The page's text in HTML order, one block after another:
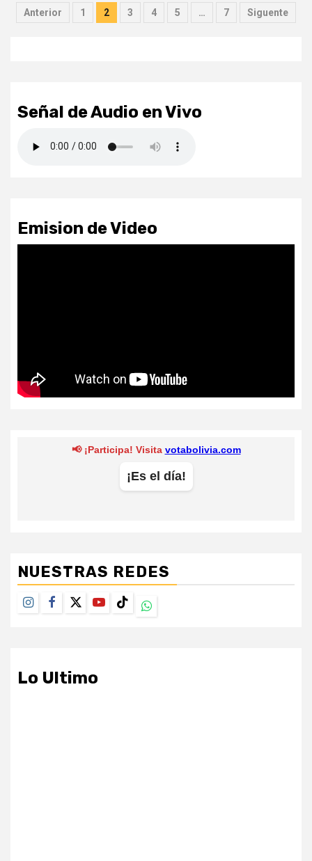
Paginación
Anterior 1 2 3 4 5 … 7 Siguente
Señal de Audio en Vivo
Emision de Video
NUESTRAS REDES
Instagram
Facebook
TwitterYoutubeTikTokWhatsapp
Lo Ultimo